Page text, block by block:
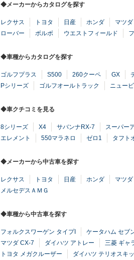
◆メーカーからカタログを探す
レクサス トヨタ 日産 ホンダ
マツダ
ローバー
ボルボ ウエストフィールド
◆車種からカタログを探す
ゴルフプラス S500 260クーペ GX
Pシリーズ
ゴルフオールトラック ニュー
◆車クチコミを見る
8シリーズ X4 サバンナRX-7
スーパー
エレメント
550マラネロ ゼロ1 タフト
◆メーカーから中古車を探す
レクサス トヨタ 日産 ホンダ
マツダ
メルセデスＡＭＧ
◆車種から中古車を探す
フォルクスワーゲン タイプI
ケータハム セブ
マツダ CX-7
ダイハツ アトレー
三菱 ギャ
トヨタ メガクルーザー
ダイハツ テリオスキ